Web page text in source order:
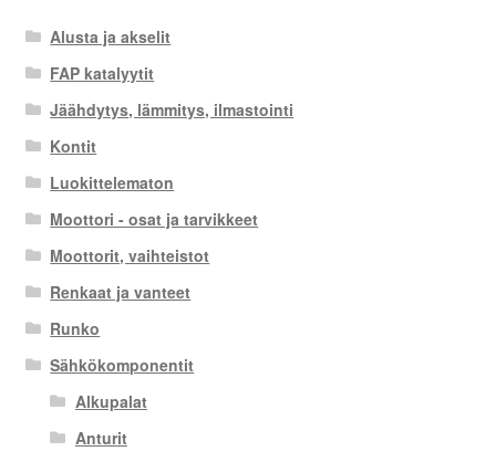
Alusta ja akselit
FAP katalyytit
Jäähdytys, lämmitys, ilmastointi
Kontit
Luokittelematon
Moottori - osat ja tarvikkeet
Moottorit, vaihteistot
Renkaat ja vanteet
Runko
Sähkökomponentit
Alkupalat
Anturit